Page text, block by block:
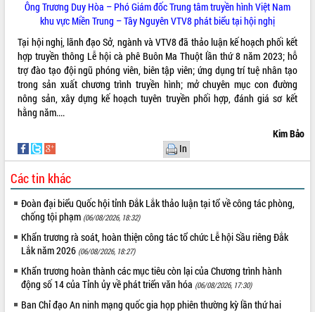
tại Trung tâm Phục vụ hành chính
công tỉnh
Đắk Lắk: Tôn vinh 46 giải pháp tại Hội
thi Sáng tạo Kỹ thuật 2024 - 2025
Đắk Lắk rà soát, điều chỉnh Đề án 190
về phát triển nuôi trồng thủy sản
Phó Chủ tịch UBND tỉnh Đắk Lắk
Trương Công Thái kiểm tra thực địa
Thuột
Định vị cà phê Việt Nam như một “di
sản sống” trong dòng chảy toàn cầu
Xây dựng nông thôn mới: Nâng cao đời
sống người dân từ những mô hình thiết
thực
Quyết liệt tháo gỡ vướng mắc, đẩy
nhanh tiến độ các dự án trọng điểm
trong Khu kinh tế Nam Phú Yên
Hòn Yến phát triển du lịch gắn với bảo
tồn biển
Ông Trương Duy Hòa – Phó Giám đốc Trung tâm truyền hình Việt Nam
khu vực Miền Trung – Tây Nguyên VTV8 phát biểu tại hội nghị
Tại hội nghị, lãnh đạo Sở, ngành và VTV8 đã thảo luận kế hoạch phối kết
hợp truyền thông Lễ hội cà phê Buôn Ma Thuột lần thứ 8 năm 2023; hỗ
trợ đào tạo đội ngũ phóng viên, biên tập viên; ứng dụng trí tuệ nhân tạo
trong sản xuất chương trình truyền hình; mở chuyên mục con đường
nông sản, xây dựng kế hoạch tuyên truyền phối hợp, đánh giá sơ kết
hằng năm....
Kim Bảo
In
Các tin khác
Đoàn đại biểu Quốc hội tỉnh Đắk Lắk thảo luận tại tổ về công tác phòng,
chống tội phạm (06/08/2026, 18:32)
Khẩn trương rà soát, hoàn thiện công tác tổ chức Lễ hội Sầu riêng Đắk
Lắk năm 2026 (06/08/2026, 18:27)
Khẩn trương hoàn thành các mục tiêu còn lại của Chương trình hành
động số 14 của Tỉnh ủy về phát triển văn hóa (06/08/2026, 17:30)
Ban Chỉ đạo An ninh mạng quốc gia họp phiên thường kỳ lần thứ hai